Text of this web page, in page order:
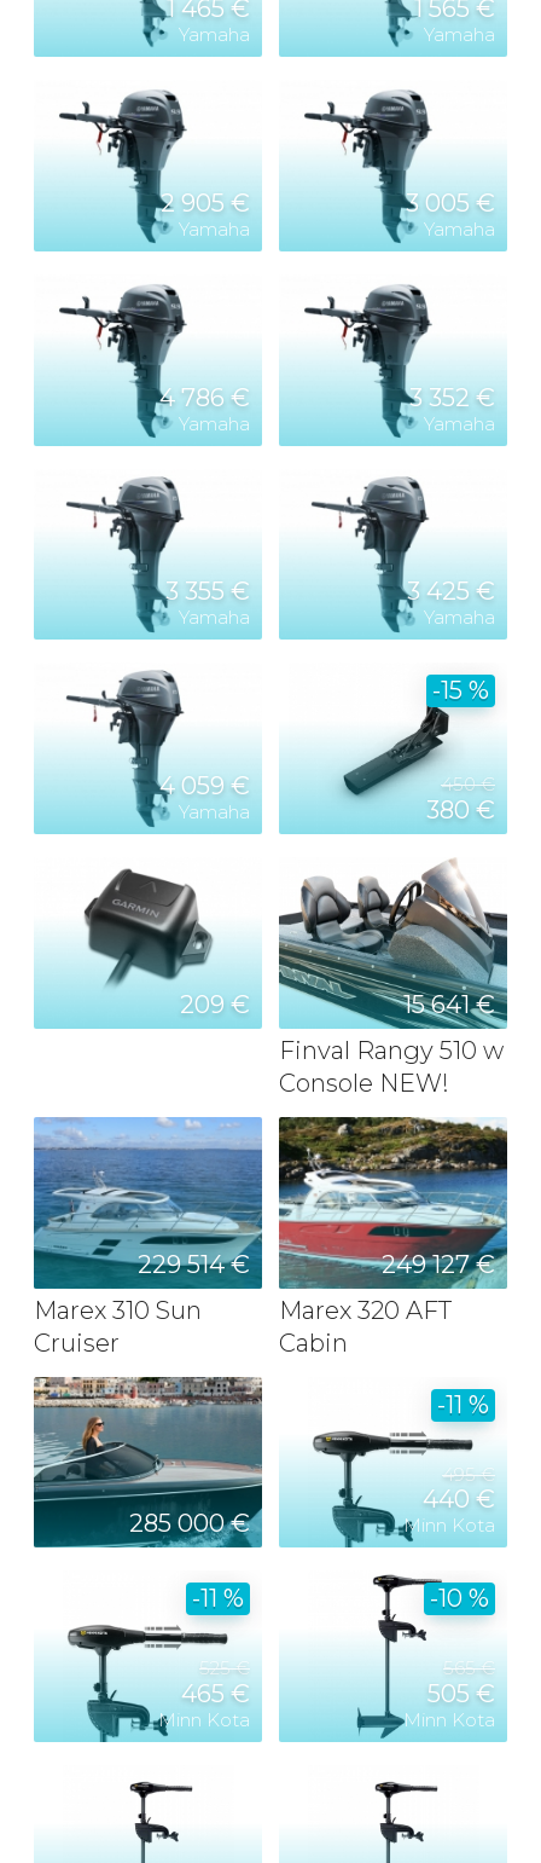
1 465 €
Yamaha
1 565 €
Yamaha
2 905 €
Yamaha
3 005 €
Yamaha
4 786 €
Yamaha
3 352 €
Yamaha
3 355 €
Yamaha
3 425 €
Yamaha
4 059 €
Yamaha
450 €
380 €
-15 %
209 €
15 641 €
Finval Rangy 510 w
Console NEW!
229 514 €
Marex 310 Sun
Cruiser
249 127 €
Marex 320 AFT
Cabin
285 000 €
495 €
440 €
Minn Kota
-11 %
525 €
465 €
Minn Kota
-11 %
565 €
505 €
Minn Kota
-10 %